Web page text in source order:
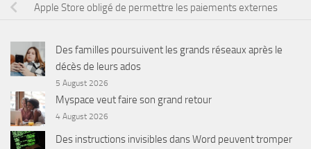
Apple Store obligé de permettre les paiements externes
Des familles poursuivent les grands réseaux après le
décès de leurs ados
5 August 2026
Myspace veut faire son grand retour
4 August 2026
Des instructions invisibles dans Word peuvent tromper